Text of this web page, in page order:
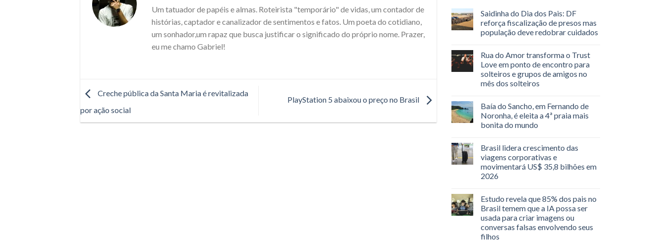
Um tatuador de papéis e almas. Roteirista "temporário" de vidas, um contador de
histórias, captador e canalizador de sentimentos e fatos. Um poeta do cotidiano,
um sonhador,um rapaz que busca justificar o significado do próprio nome. Prazer,
eu me chamo Gabriel!
Creche pública da Santa Maria é revitalizada
por ação social
PlayStation 5 abaixou o preço no Brasil
Saidinha do Dia dos Pais: DF
reforça fiscalização de presos mas
população deve redobrar cuidados
Rua do Amor transforma o Trust
Love em ponto de encontro para
solteiros e grupos de amigos no
mês dos solteiros
Baía do Sancho, em Fernando de
Noronha, é eleita a 4ª praia mais
bonita do mundo
Brasil lidera crescimento das
viagens corporativas e
movimentará US$ 35,8 bilhões em
2026
Estudo revela que 85% dos pais no
Brasil temem que a IA possa ser
usada para criar imagens ou
conversas falsas envolvendo seus
filhos